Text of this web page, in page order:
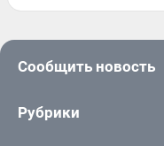
Сообщить новость
Рубрики